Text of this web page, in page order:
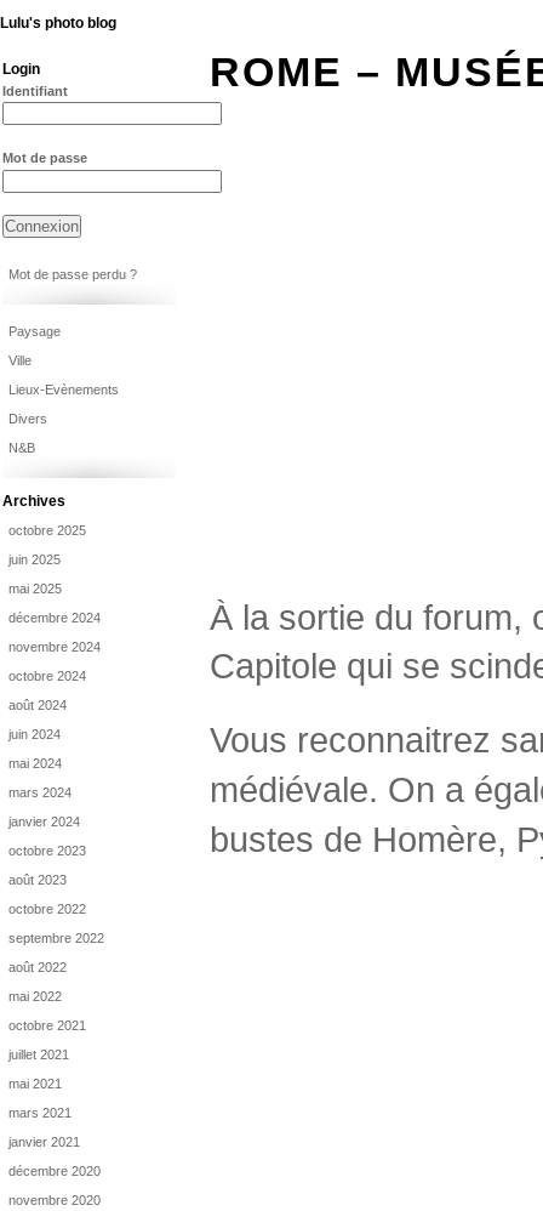
Lulu's photo blog
ROME –
À la sortie du forum,
Capitole qui se
Vous reconnaitrez
médiévale. On a
bustes de Homère,
Login
Identifiant
Mot de passe
Mot de passe perdu ?
Paysage
Ville
Lieux-Evènements
Divers
N&B
Archives
octobre 2025
juin 2025
mai 2025
décembre 2024
novembre 2024
octobre 2024
août 2024
juin 2024
mai 2024
mars 2024
janvier 2024
octobre 2023
août 2023
octobre 2022
septembre 2022
août 2022
mai 2022
octobre 2021
juillet 2021
mai 2021
mars 2021
janvier 2021
décembre 2020
novembre 2020